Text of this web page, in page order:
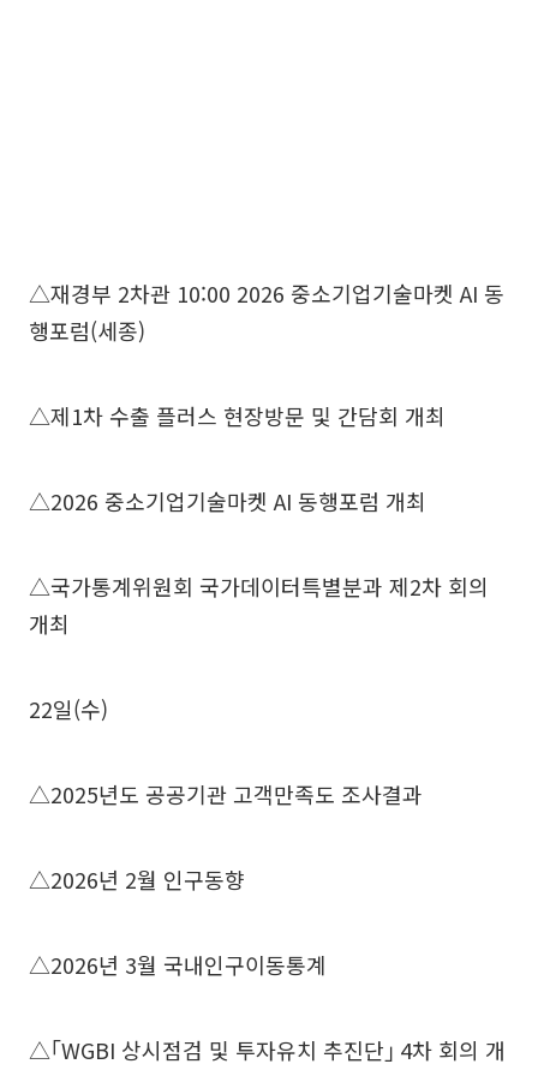
△재경부 2차관 10:00 2026 중소기업기술마켓 AI 동
행포럼(세종)
△제1차 수출 플러스 현장방문 및 간담회 개최
△2026 중소기업기술마켓 AI 동행포럼 개최
△국가통계위원회 국가데이터특별분과 제2차 회의
개최
22일(수)
△2025년도 공공기관 고객만족도 조사결과
△2026년 2월 인구동향
△2026년 3월 국내인구이동통계
△｢WGBI 상시점검 및 투자유치 추진단｣ 4차 회의 개